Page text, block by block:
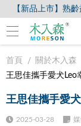
【新品上市】熟
首頁 關於木入森
王思佳攜手愛犬Leo
王思佳攜手愛
2025-03-28